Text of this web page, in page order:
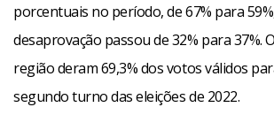
porcentuais no período, de 67% para
desaprovação passou de 32% para 37%.
região deram 69,3% dos votos válidos
segundo turno das eleições de 2022.